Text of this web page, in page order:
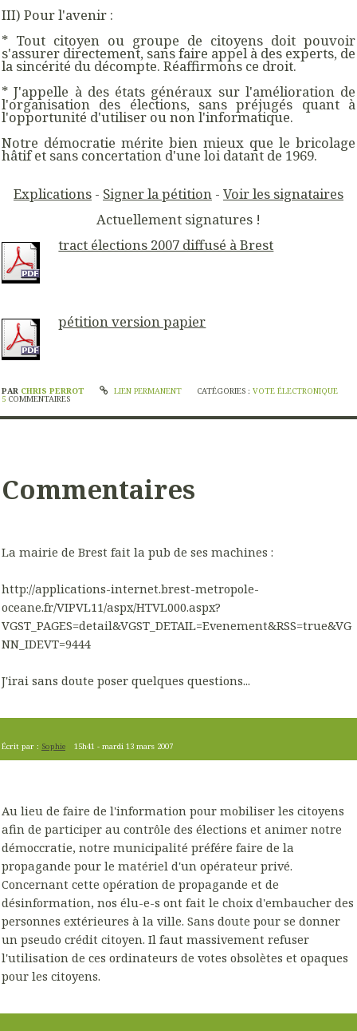
III) Pour l'avenir :
* Tout citoyen ou groupe de citoyens doit pouvoir
s'assurer directement, sans faire appel à des experts, de
la sincérité du décompte. Réaffirmons ce droit.
* J'appelle à des états généraux sur l'amélioration de
l'organisation des élections, sans préjugés quant à
l'opportunité d'utiliser ou non l'informatique.
Notre démocratie mérite bien mieux que le bricolage
hâtif et sans concertation d'une loi datant de 1969.
Explications - Signer la pétition - Voir les signataires
Actuellement signatures !
tract élections 2007 diffusé à Brest
pétition version papier
PAR CHRIS PERROT LIEN PERMANENT CATÉGORIES :VOTE ÉLECTRONIQUE
5 COMMENTAIRES
Commentaires
La mairie de Brest fait la pub de ses machines :
http://applications-internet.brest-metropole-
oceane.fr/VIPVL11/aspx/HTVL000.aspx?
VGST_PAGES=detail&VGST_DETAIL=Evenement&RSS=true&VG
NN_IDEVT=9444
J'irai sans doute poser quelques questions...
Écrit par : Sophie 15h41 -mardi 13 mars 2007
Au lieu de faire de l'information pour mobiliser les citoyens
afin de participer au contrôle des élections et animer notre
démoccratie, notre municipalité préfére faire de la
propagande pour le matériel d'un opérateur privé.
Concernant cette opération de propagande et de
désinformation, nos élu-e-s ont fait le choix d'embaucher des
personnes extérieures à la ville. Sans doute pour se donner
un pseudo crédit citoyen. Il faut massivement refuser
l'utilisation de ces ordinateurs de votes obsolètes et opaques
pour les citoyens.